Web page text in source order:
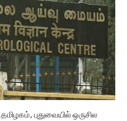
புதுவையில் ஒருசில